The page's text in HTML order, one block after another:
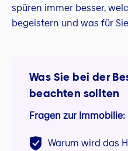
spüren immer besser,
begeistern und was für
Was Sie bei der
beachten sollten
Fragen zur Immobilie:
Warum wird das